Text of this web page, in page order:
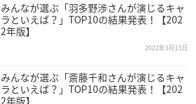
みんなが選ぶ「羽多野渉さんが演じるキャ
ラといえば？」TOP10の結果発表！【202
2年版】
2022年3月13日
みんなが選ぶ「斎藤千和さんが演じるキャ
ラといえば？」TOP10の結果発表！【202
2年版】